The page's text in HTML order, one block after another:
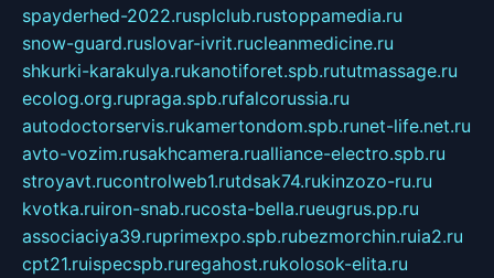
spayderhed-2022.rusplclub.rustoppamedia.ru
snow-guard.ruslovar-ivrit.rucleanmedicine.ru
shkurki-karakulya.rukanotiforet.spb.rututmassage.ru
ecolog.org.rupraga.spb.rufalcorussia.ru
autodoctorservis.rukamertondom.spb.runet-life.net.ru
avto-vozim.rusakhcamera.rualliance-electro.spb.ru
stroyavt.rucontrolweb1.rutdsak74.rukinzozo-ru.ru
kvotka.ruiron-snab.rucosta-bella.rueugrus.pp.ru
associaciya39.ruprimexpo.spb.rubezmorchin.ruia2.ru
cpt21.ruispecspb.ruregahost.rukolosok-elita.ru